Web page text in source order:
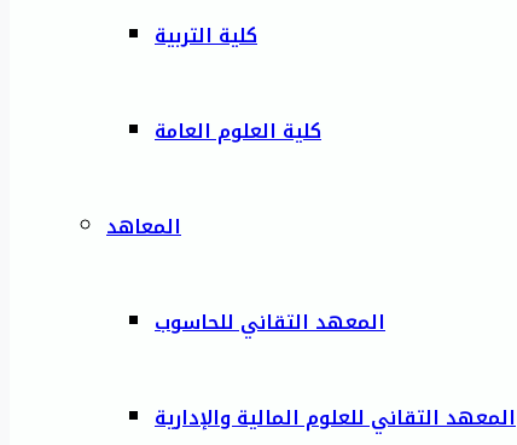
كلية التربية
كلية العلوم العامة
المعاهد
المعهد التقاني للحاسوب
المعهد التقاني للعلوم المالية والإدارية